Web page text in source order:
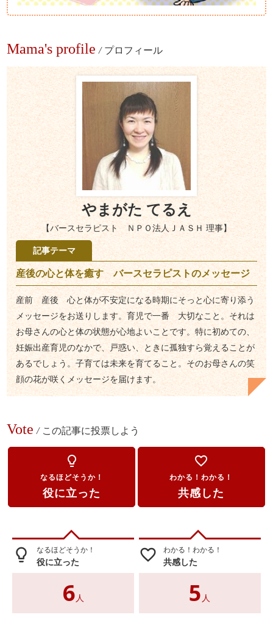
Mama's profile / プロフィール
やまがた てるえ
【バースセラピスト ＮＰＯ法人ＪＡＳＨ 理事】
記事テーマ
産後の心と体を癒す バースセラピストのメッセージ
産前 産後 心と体が不安定になる時期にそっと心に寄り添う
メッセージをお送りします。育児で一番 大切なこと。それは
お母さんの心と体の状態が心地よいことです。特に初めての、
妊娠出産育児のなかで、戸惑い、ときに孤独すら覚えることが
あるでしょう。子育ては未来を育てること。そのお母さんの笑
顔の花が咲くメッセージを届けます。
Vote / この記事に投票しよう
lightbulb_outline
なるほどそうか！
役に立った
favorite_border
わかる！わかる！
共感した
lightbulb_outline なるほどそうか！
役に立った
6人
favorite_border わかる！わかる！
共感した
5 人